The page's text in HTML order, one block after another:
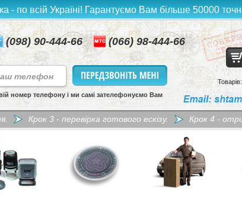
по всій Україні! Гарантуємо Вам більше 50000
(098) 90-444-66 (066) 98-444-66
Товарів:
номер телефону і ми самі зателефонуємо Вам
Крок 3 - перевірка готового ескізу. Крок 4 -